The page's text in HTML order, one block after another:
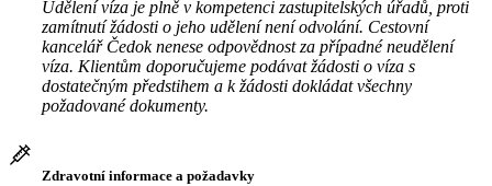
Udělení víza je plně v kompetenci zastupitelských úřadů, proti
zamítnutí žádosti o jeho udělení není odvolání. Cestovní
kancelář Čedok nenese odpovědnost za případné neudělení
víza. Klientům doporučujeme podávat žádosti o víza s
dostatečným předstihem a k žádosti dokládat všechny
požadované dokumenty.
Zdravotní informace a požadavky